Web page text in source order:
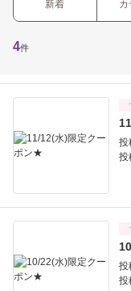
新着 カ
4件
投
投
投
投